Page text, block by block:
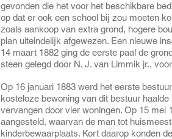
gevonden die het voor het beschikbare
op dat er ook een school bij zou moeten
zoals aankoop van extra grond, hogere
plan uiteindelijk afgewezen. Een nieuwe
14 maart 1882 ging de eerste paal de
steen gelegd door N. J. van Limmik jr.,
Op 16 januari 1883 werd het eerste
kosteloze bewoning van dit bestuur
vervangen door vier woningen. Op 15 mei
aangesteld, waarvan de man tot
kinderbewaarplaats. Kort daarop konden